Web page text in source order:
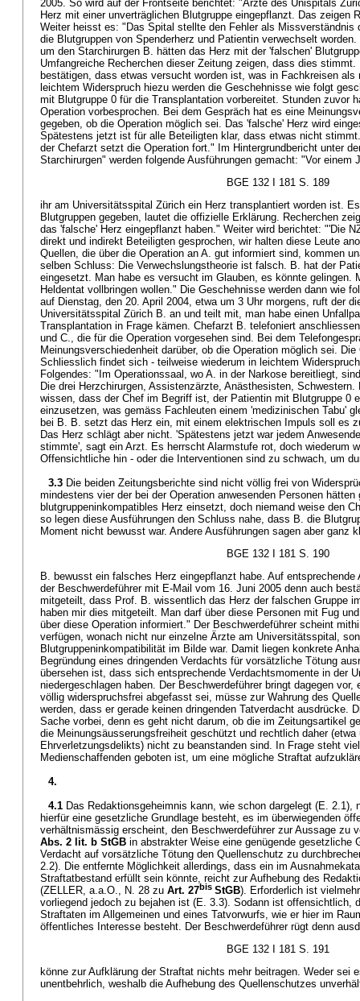
2005. So wird auf der Frontseite berichtet: "Ärzte des Unispitals
Herz mit einer unverträglichen Blutgruppe eingepflanzt. Das zeigen
Weiter heisst es: "Das Spital stellte den Fehler als Missverständnis
die Blutgruppen von Spenderherz und Patientin verwechselt
um den Starchirurgen B. hätten das Herz mit der 'falschen'
Umfangreiche Recherchen dieser Zeitung zeigen, dass dies
bestätigen, dass etwas versucht worden ist, was in Fachkreisen
leichtem Widerspruch hiezu werden die Geschehnisse wie folgt
mit Blutgruppe 0 für die Transplantation vorbereitet. Stunden zuvor
Operation vorbesprochen. Bei dem Gespräch hat es eine
gegeben, ob die Operation möglich sei. Das 'falsche' Herz wird
Spätestens jetzt ist für alle Beteiligten klar, dass etwas nicht
der Chefarzt setzt die Operation fort." Im Hintergrundbericht unter
Starchirurgen" werden folgende Ausführungen gemacht: "Vor einem
BGE 132 I 181 S. 189
ihr am Universitätsspital Zürich ein Herz transplantiert worden ist.
Blutgruppen gegeben, lautet die offizielle Erklärung. Recherchen
das 'falsche' Herz eingepflanzt haben." Weiter wird berichtet: "'Die
direkt und indirekt Beteiligten gesprochen, wir halten diese Leute
Quellen, die über die Operation an A. gut informiert sind, kommen
selben Schluss: Die Verwechslungstheorie ist falsch. B. hat der
eingesetzt. Man habe es versucht im Glauben, es könnte gelingen.
Heldentat vollbringen wollen." Die Geschehnisse werden dann wie
auf Dienstag, den 20. April 2004, etwa um 3 Uhr morgens, ruft der
Universitätsspital Zürich B. an und teilt mit, man habe einen
Transplantation in Frage kämen. Chefarzt B. telefoniert
und C., die für die Operation vorgesehen sind. Bei dem
Meinungsverschiedenheit darüber, ob die Operation möglich sei.
Schliesslich findet sich - teilweise wiederum in leichtem
Folgendes: "Im Operationssaal, wo A. in der Narkose bereitliegt,
Die drei Herzchirurgen, Assistenzärzte, Anästhesisten,
wissen, dass der Chef im Begriff ist, der Patientin mit Blutgruppe 0
einzusetzen, was gemäss Fachleuten einem 'medizinischen Tabu'
bei B. B. setzt das Herz ein, mit einem elektrischen Impuls soll es
Das Herz schlägt aber nicht. 'Spätestens jetzt war jedem
stimmte', sagt ein Arzt. Es herrscht Alarmstufe rot, doch wiederum
Offensichtliche hin - oder die Interventionen sind zu schwach, um
3.3 Die beiden Zeitungsberichte sind nicht völlig frei von
mindestens vier der bei der Operation anwesenden Personen
blutgruppeninkompatibles Herz einsetzt, doch niemand weise den
so legen diese Ausführungen den Schluss nahe, dass B. die
Moment nicht bewusst war. Andere Ausführungen sagen aber ganz
BGE 132 I 181 S. 190
B. bewusst ein falsches Herz eingepflanzt habe. Auf
der Beschwerdeführer mit E-Mail vom 16. Juni 2005 denn auch
mitgeteilt, dass Prof. B. wissentlich das Herz der falschen Gruppe
haben mir dies mitgeteilt. Man darf über diese Personen mit Fug
über diese Operation informiert." Der Beschwerdeführer scheint
verfügen, wonach nicht nur einzelne Ärzte am Universitätsspital,
Blutgruppeninkompatibilität im Bilde war. Damit liegen konkrete
Begründung eines dringenden Verdachts für vorsätzliche Tötung
übersehen ist, dass sich entsprechende Verdachtsmomente in der
niedergeschlagen haben. Der Beschwerdeführer bringt dagegen
völlig widerspruchsfrei abgefasst sei, müsse zur Wahrung des
werden, dass er gerade keinen dringenden Tatverdacht ausdrücke.
Sache vorbei, denn es geht nicht darum, ob die im Zeitungsartikel
die Meinungsäusserungsfreiheit geschützt und rechtlich daher
Ehrverletzungsdelikts) nicht zu beanstanden sind. In Frage steht
Medienschaffenden geboten ist, um eine mögliche Straftat
4.
4.1 Das Redaktionsgeheimnis kann, wie schon dargelegt (E. 2.1),
hierfür eine gesetzliche Grundlage besteht, es im überwiegenden
verhältnismässig erscheint, den Beschwerdeführer zur Aussage zu
Abs. 2 lit. b StGB in abstrakter Weise eine genügende gesetzliche
Verdacht auf vorsätzliche Tötung den Quellenschutz zu
2.2). Die entfernte Möglichkeit allerdings, dass ein im
Straftatbestand erfüllt sein könnte, reicht zur Aufhebung des
(ZELLER, a.a.O., N. 28 zu Art. 27bis StGB). Erforderlich ist
vorliegend jedoch zu bejahen ist (E. 3.3). Sodann ist offensichtlich,
Straftaten im Allgemeinen und eines Tatvorwurfs, wie er hier im
öffentliches Interesse besteht. Der Beschwerdeführer rügt denn
BGE 132 I 181 S. 191
könne zur Aufklärung der Straftat nichts mehr beitragen. Weder sei
unentbehrlich, weshalb die Aufhebung des Quellenschutzes